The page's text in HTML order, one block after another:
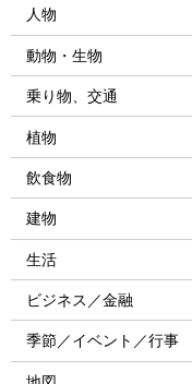
人物
動物・生物
乗り物、交通
植物
飲食物
建物
生活
ビジネス／金融
季節／イベント／行事